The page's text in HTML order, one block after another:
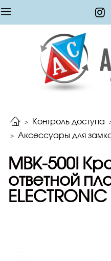
Контроль доступа
Аксессуары для
МBK-500I
ответной
ELECTRONIC